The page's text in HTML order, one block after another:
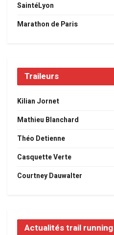
SaintéLyon
Marathon de Paris
Traileurs
Kilian Jornet
Mathieu Blanchard
Théo Detienne
Casquette Verte
Courtney Dauwalter
Actualités trail running